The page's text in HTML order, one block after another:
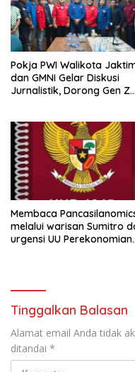
Pokja PWI Walikota
dan GMNI Gelar Diskusi
Jurnalistik, Dorong Gen Z
Membaca
melalui warisan Sumitro
urgensi UU Perekonomian
Tinggalkan Balasan
Alamat email Anda tidak
ditandai *